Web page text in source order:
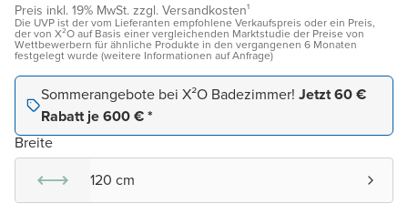
Preis inkl. 19% MwSt. zzgl. Versandkosten¹
Die UVP ist der vom Lieferanten empfohlene Verkaufspreis oder ein Preis,
der von X²O auf Basis einer vergleichenden Marktstudie der Preise von
Wettbewerbern für ähnliche Produkte in den vergangenen 6 Monaten
festgelegt wurde (weitere Informationen auf Anfrage)
Sommerangebote bei X²O Badezimmer! Jetzt 60 €
Rabatt je 600 € *
Breite
120 cm